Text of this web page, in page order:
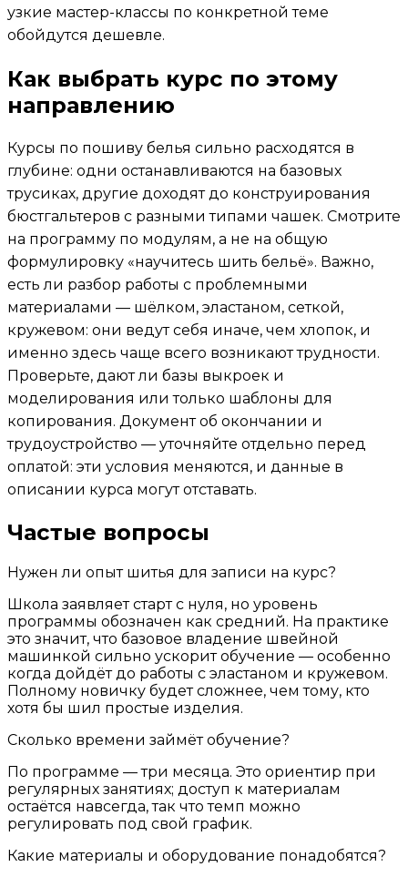
узкие мастер-классы по конкретной теме
обойдутся дешевле.
Как выбрать курс по этому
направлению
Курсы по пошиву белья сильно расходятся в
глубине: одни останавливаются на базовых
трусиках, другие доходят до конструирования
бюстгальтеров с разными типами чашек. Смотрите
на программу по модулям, а не на общую
формулировку «научитесь шить бельё». Важно,
есть ли разбор работы с проблемными
материалами — шёлком, эластаном, сеткой,
кружевом: они ведут себя иначе, чем хлопок, и
именно здесь чаще всего возникают трудности.
Проверьте, дают ли базы выкроек и
моделирования или только шаблоны для
копирования. Документ об окончании и
трудоустройство — уточняйте отдельно перед
оплатой: эти условия меняются, и данные в
описании курса могут отставать.
Частые вопросы
Нужен ли опыт шитья для записи на курс?
Школа заявляет старт с нуля, но уровень
программы обозначен как средний. На практике
это значит, что базовое владение швейной
машинкой сильно ускорит обучение — особенно
когда дойдёт до работы с эластаном и кружевом.
Полному новичку будет сложнее, чем тому, кто
хотя бы шил простые изделия.
Сколько времени займёт обучение?
По программе — три месяца. Это ориентир при
регулярных занятиях; доступ к материалам
остаётся навсегда, так что темп можно
регулировать под свой график.
Какие материалы и оборудование понадобятся?